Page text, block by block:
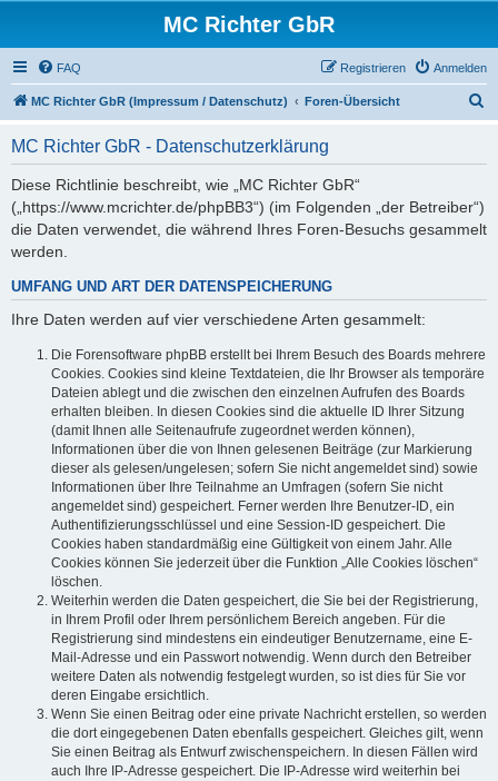
MC Richter GbR
FAQ Anmelden
Registrieren
MC Richter GbR (Impressum / Datenschutz) Foren-Übersicht
MC Richter GbR - Datenschutzerklärung
Diese Richtlinie beschreibt, wie „MC Richter GbR“
(„https://www.mcrichter.de/phpBB3“) (im Folgenden „der Betreiber“)
die Daten verwendet, die während Ihres Foren-Besuchs gesammelt
werden.
UMFANG UND ART DER DATENSPEICHERUNG
Ihre Daten werden auf vier verschiedene Arten gesammelt:
Die Forensoftware phpBB erstellt bei Ihrem Besuch des Boards mehrere
Cookies. Cookies sind kleine Textdateien, die Ihr Browser als temporäre
Dateien ablegt und die zwischen den einzelnen Aufrufen des Boards
erhalten bleiben. In diesen Cookies sind die aktuelle ID Ihrer Sitzung
(damit Ihnen alle Seitenaufrufe zugeordnet werden können),
Informationen über die von Ihnen gelesenen Beiträge (zur Markierung
dieser als gelesen/ungelesen; sofern Sie nicht angemeldet sind) sowie
Informationen über Ihre Teilnahme an Umfragen (sofern Sie nicht
angemeldet sind) gespeichert. Ferner werden Ihre Benutzer-ID, ein
Authentifizierungsschlüssel und eine Session-ID gespeichert. Die
Cookies haben standardmäßig eine Gültigkeit von einem Jahr. Alle
Cookies können Sie jederzeit über die Funktion „Alle Cookies löschen“
löschen.
Weiterhin werden die Daten gespeichert, die Sie bei der Registrierung,
in Ihrem Profil oder Ihrem persönlichem Bereich angeben. Für die
Registrierung sind mindestens ein eindeutiger Benutzername, eine E-
Mail-Adresse und ein Passwort notwendig. Wenn durch den Betreiber
weitere Daten als notwendig festgelegt wurden, so ist dies für Sie vor
deren Eingabe ersichtlich.
Wenn Sie einen Beitrag oder eine private Nachricht erstellen, so werden
die dort eingegebenen Daten ebenfalls gespeichert. Gleiches gilt, wenn
Sie einen Beitrag als Entwurf zwischenspeichern. In diesen Fällen wird
auch Ihre IP-Adresse gespeichert. Die IP-Adresse wird weiterhin bei